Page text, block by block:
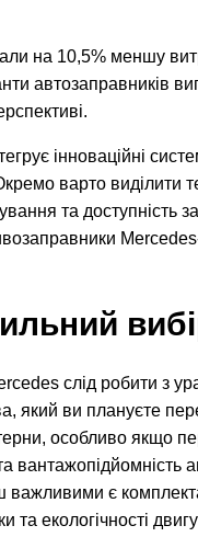
на 10,5% меншу
автозаправників
інноваційні
Окремо варто
та доступність
слід робити з
який ви плануєте
особливо якщо
вантажопідйомність
є
та екологічності